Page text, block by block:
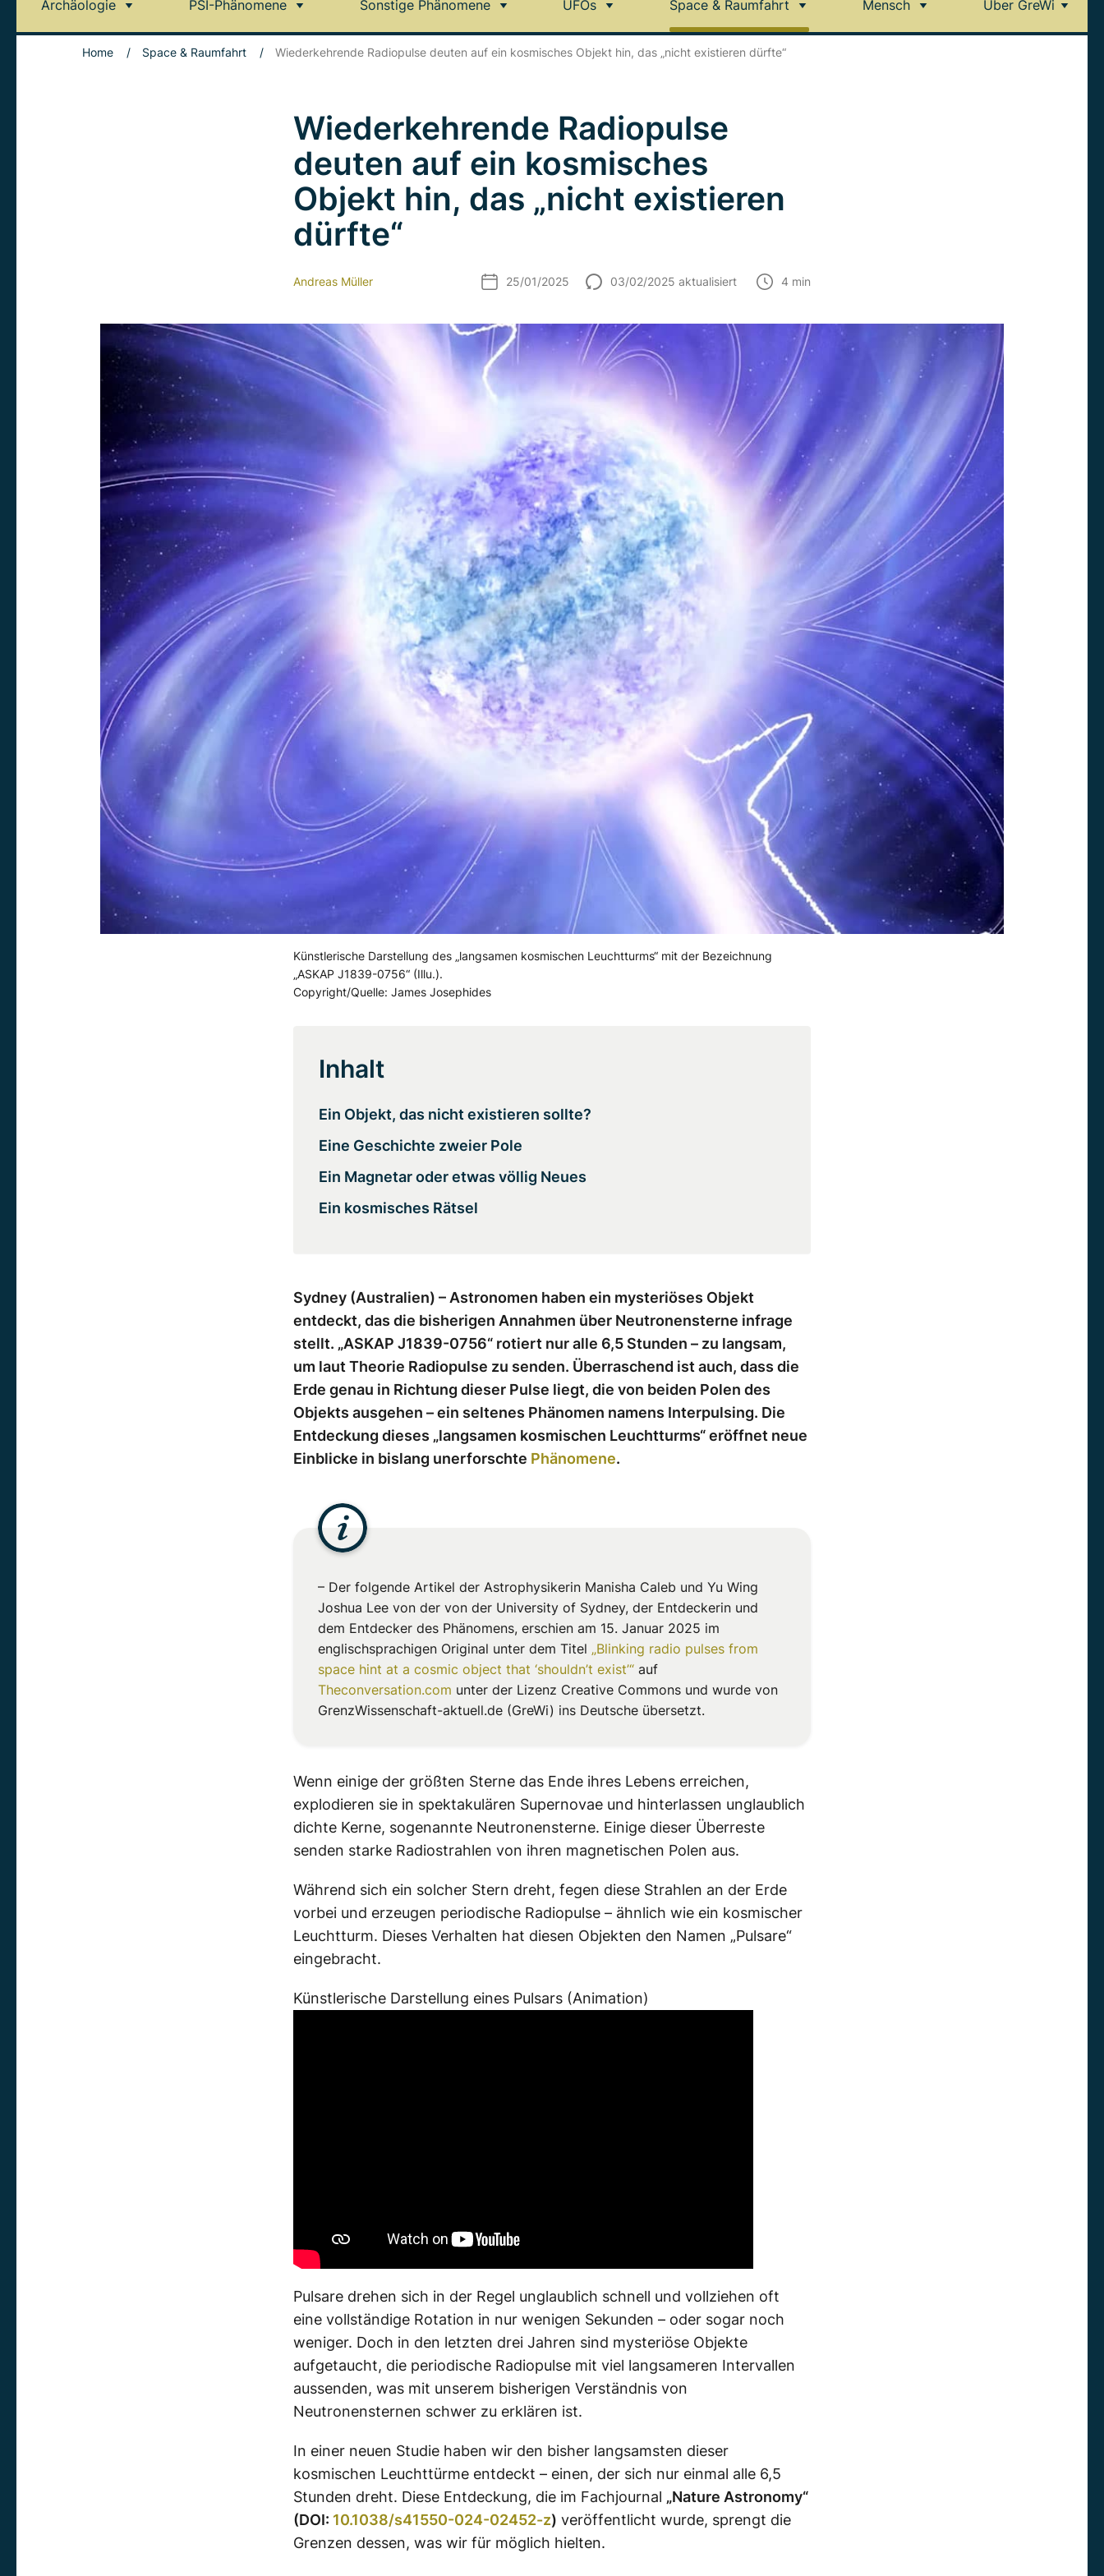
Archäologie PSI-Phänomene Sonstige Phänomene UFOs Space & Raumfahrt Mensch Über GreWi
Home / Space & Raumfahrt / Wiederkehrende Radiopulse deuten auf ein kosmisches Objekt hin, das „nicht existieren dürfte“
Wiederkehrende Radiopulse
deuten auf ein kosmisches
Objekt hin, das „nicht existieren
dürfte“
Andreas Müller 25/01/2025 03/02/2025 aktualisiert 4 min
Künstlerische Darstellung des „langsamen kosmischen Leuchtturms“ mit der Bezeichnung
„ASKAP J1839-0756“ (Illu.).
Copyright/Quelle: James Josephides
Inhalt
Ein Objekt, das nicht existieren sollte?
Eine Geschichte zweier Pole
Ein Magnetar oder etwas völlig Neues
Ein kosmisches Rätsel
Sydney (Australien) – Astronomen haben ein mysteriöses Objekt
entdeckt, das die bisherigen Annahmen über Neutronensterne infrage
stellt. „ASKAP J1839-0756“ rotiert nur alle 6,5 Stunden – zu langsam,
um laut Theorie Radiopulse zu senden. Überraschend ist auch, dass die
Erde genau in Richtung dieser Pulse liegt, die von beiden Polen des
Objekts ausgehen – ein seltenes Phänomen namens Interpulsing. Die
Entdeckung dieses „langsamen kosmischen Leuchtturms“ eröffnet neue
Einblicke in bislang unerforschte Phänomene.
– Der folgende Artikel der Astrophysikerin Manisha Caleb und Yu Wing
Joshua Lee von der von der University of Sydney, der Entdeckerin und
dem Entdecker des Phänomens, erschien am 15. Januar 2025 im
englischsprachigen Original unter dem Titel „Blinking radio pulses from
space hint at a cosmic object that ‘shouldn’t exist’“ auf
Theconversation.com unter der Lizenz Creative Commons und wurde von
GrenzWissenschaft-aktuell.de (GreWi) ins Deutsche übersetzt.
Wenn einige der größten Sterne das Ende ihres Lebens erreichen,
explodieren sie in spektakulären Supernovae und hinterlassen unglaublich
dichte Kerne, sogenannte Neutronensterne. Einige dieser Überreste
senden starke Radiostrahlen von ihren magnetischen Polen aus.
Während sich ein solcher Stern dreht, fegen diese Strahlen an der Erde
vorbei und erzeugen periodische Radiopulse – ähnlich wie ein kosmischer
Leuchtturm. Dieses Verhalten hat diesen Objekten den Namen „Pulsare“
eingebracht.
Künstlerische Darstellung eines Pulsars (Animation)
Pulsare drehen sich in der Regel unglaublich schnell und vollziehen oft
eine vollständige Rotation in nur wenigen Sekunden – oder sogar noch
weniger. Doch in den letzten drei Jahren sind mysteriöse Objekte
aufgetaucht, die periodische Radiopulse mit viel langsameren Intervallen
aussenden, was mit unserem bisherigen Verständnis von
Neutronensternen schwer zu erklären ist.
In einer neuen Studie haben wir den bisher langsamsten dieser
kosmischen Leuchttürme entdeckt – einen, der sich nur einmal alle 6,5
Stunden dreht. Diese Entdeckung, die im Fachjournal „Nature Astronomy“
(DOI: 10.1038/s41550-024-02452-z) veröffentlicht wurde, sprengt die
Grenzen dessen, was wir für möglich hielten.